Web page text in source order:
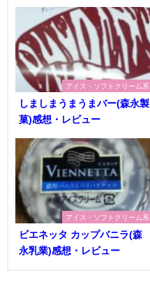
アイス・ソフトクリーム系
しましまうまうまバー(森永製
菓)感想・レビュー
アイス・ソフトクリーム系
ビエネッタ カップバニラ(森
永乳業)感想・レビュー